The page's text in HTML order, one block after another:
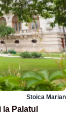
Stoica Marian
Palatul